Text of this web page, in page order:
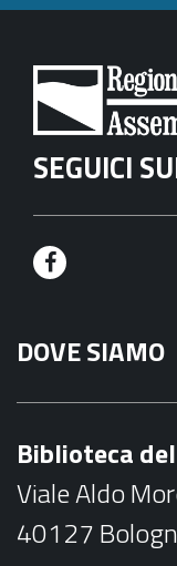
SEGUICI
F
c
e
o
k
DOVE SIAMO
Biblioteca
Viale Aldo
40127